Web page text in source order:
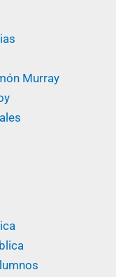
Murray